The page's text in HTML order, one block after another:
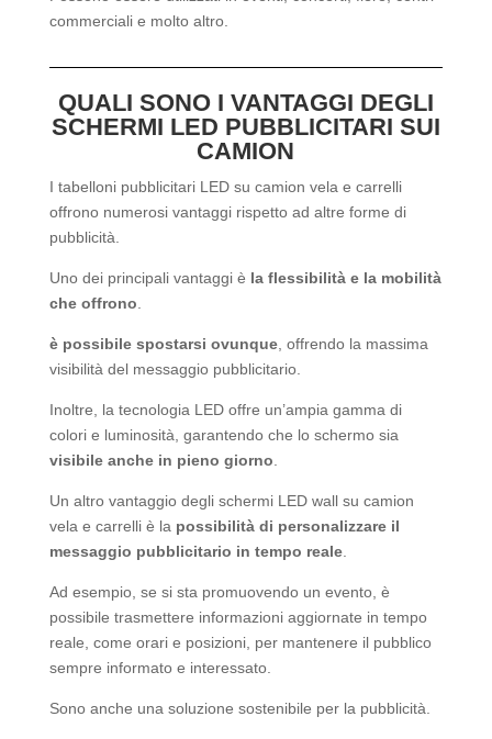
commerciali e molto altro.
QUALI SONO I VANTAGGI DEGLI
SCHERMI LED PUBBLICITARI SUI
CAMION
I tabelloni pubblicitari LED su camion vela e carrelli
offrono numerosi vantaggi rispetto ad altre forme di
pubblicità.
Uno dei principali vantaggi è la flessibilità e la mobilità
che offrono.
è possibile spostarsi ovunque, offrendo la massima
visibilità del messaggio pubblicitario.
Inoltre, la tecnologia LED offre un’ampia gamma di
colori e luminosità, garantendo che lo schermo sia
visibile anche in pieno giorno.
Un altro vantaggio degli schermi LED wall su camion
vela e carrelli è la possibilità di personalizzare il
messaggio pubblicitario in tempo reale.
Ad esempio, se si sta promuovendo un evento, è
possibile trasmettere informazioni aggiornate in tempo
reale, come orari e posizioni, per mantenere il pubblico
sempre informato e interessato.
Sono anche una soluzione sostenibile per la pubblicità.